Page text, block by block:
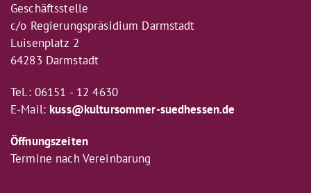
Geschäftsstelle
c/o Regierungspräsidium Darmstadt
Luisenplatz 2
64283 Darmstadt
Tel.: 06151 - 12 4630
E-Mail: kuss@kultursommer-suedhessen.de
Öffnungszeiten
Termine nach Vereinbarung